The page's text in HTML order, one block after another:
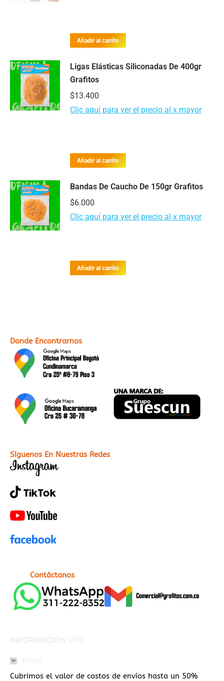
Añadir al carrito
Ligas Elásticas Siliconadas De 400gr
Grafitos
$13.400
Clic aquí para ver el precio al x mayor
Añadir al carrito
Bandas De Caucho De 150gr Grafitos
$6.000
Clic aquí para ver el precio al x mayor
Añadir al carrito
Donde Encontrarnos
Síguenos En Nuestras Redes
Contáctanos
Cubrimos el valor de costos de envíos hasta un 50%